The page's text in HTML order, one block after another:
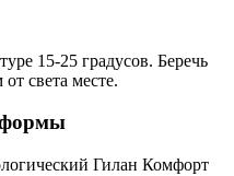
15-25 градусов. Беречь
света месте.
формы
Гилан Комфорт